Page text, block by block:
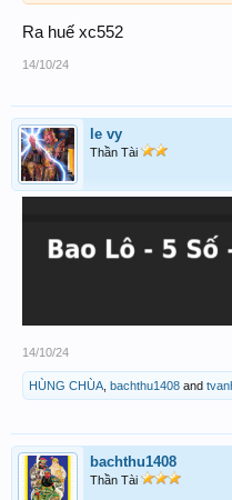
Chúc win!!!
Ra huế xc552
14/10/24
le vy
Thần Tài
14/10/24
HÙNG CHÙA bachthu1408 and
bachthu1408
Thần Tài